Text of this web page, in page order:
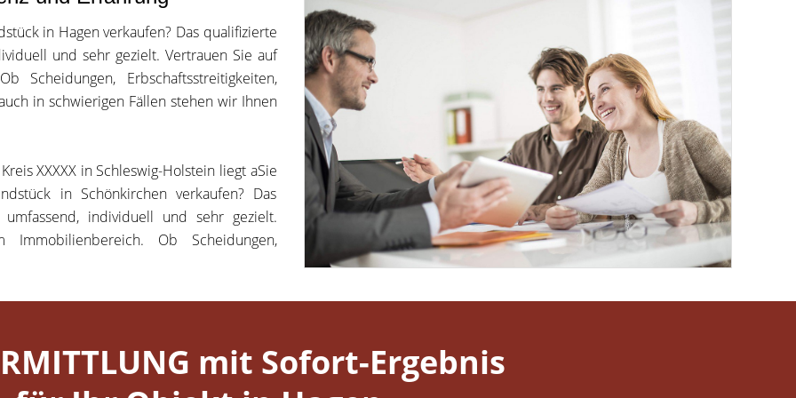
in Hagen verkaufen? Das qualifizierte
und sehr gezielt. Vertrauen Sie auf
Scheidungen, Erbschaftsstreitigkeiten,
in schwierigen Fällen stehen wir Ihnen
XXXXX in Schleswig-Holstein liegt aSie
in Schönkirchen verkaufen? Das
individuell und sehr gezielt.
Ob Scheidungen,
mit Sofort-Ergebnis